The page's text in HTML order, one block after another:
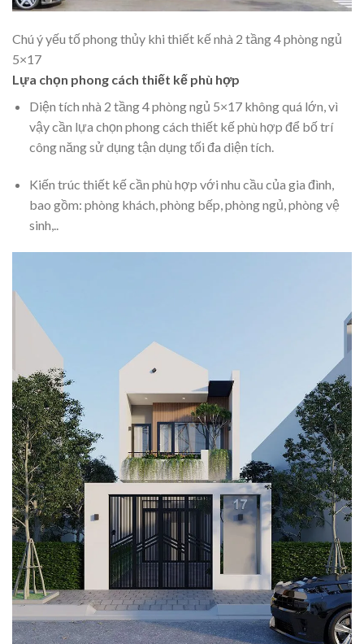
Chú ý yếu tố phong thủy khi thiết kế nhà 2 tầng 4 phòng ngủ
5×17
Lựa chọn phong cách thiết kế phù hợp
Diện tích nhà 2 tầng 4 phòng ngủ 5×17 không quá lớn, vì
vậy cần lựa chọn phong cách thiết kế phù hợp để bố trí
công năng sử dụng tận dụng tối đa diện tích.
Kiến trúc thiết kế cần phù hợp với nhu cầu của gia đình,
bao gồm: phòng khách, phòng bếp, phòng ngủ, phòng vệ
sinh,..